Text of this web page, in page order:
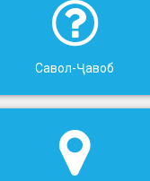
Савол-Ҷавоб